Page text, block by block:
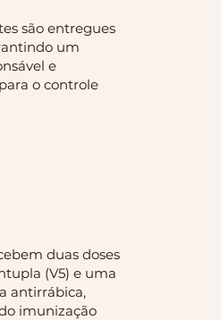
são entregues
um
e
o controle
duas doses
(V5) e uma
antirrábica,
imunização